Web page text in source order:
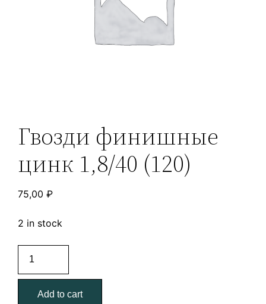
Гвозди финишные
цинк 1,8/40 (120)
75,00₽
2 in stock
финишные
цинк
1,8/40Add to cart